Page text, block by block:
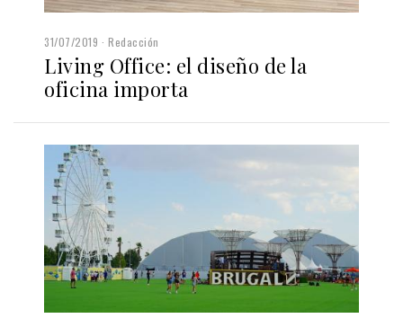
31/07/2019 Redacción
Living Office: el diseño de la
oficina importa